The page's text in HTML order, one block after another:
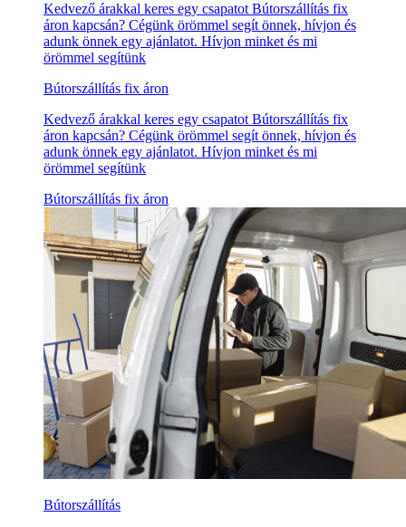
Kedvező árakkal keres egy csapatot Bútorszállítás fix
áron kapcsán? Cégünk örömmel segít önnek, hívjon és
adunk önnek egy ajánlatot. Hívjon minket és mi
örömmel segítünk
Bútorszállítás fix áron
Kedvező árakkal keres egy csapatot Bútorszállítás fix
áron kapcsán? Cégünk örömmel segít önnek, hívjon és
adunk önnek egy ajánlatot. Hívjon minket és mi
örömmel segítünk
Bútorszállítás fix áron
Bútorszállítás